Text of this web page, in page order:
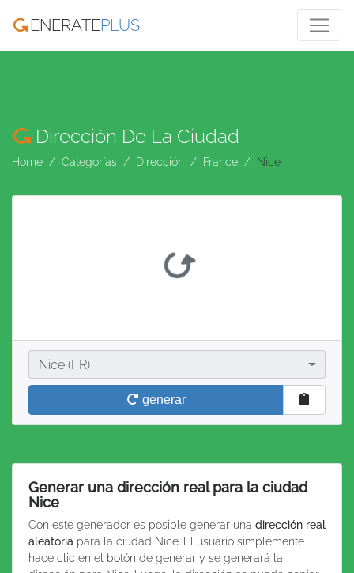
ENERATEPLUS
Dirección De La Ciudad
Home Categorías Dirección France Nice
Ciudad
Nice (FR)
generar
Generar una dirección real para la ciudad
Nice
Con este generador es posible generar una dirección real
aleatoria para la ciudad Nice. El usuario simplemente
hace clic en el botón de generar y se generará la